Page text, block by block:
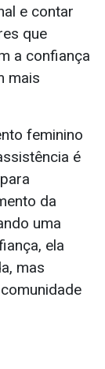
e contar
que
a confiança
mais
feminino
é
da
uma
ela
mas